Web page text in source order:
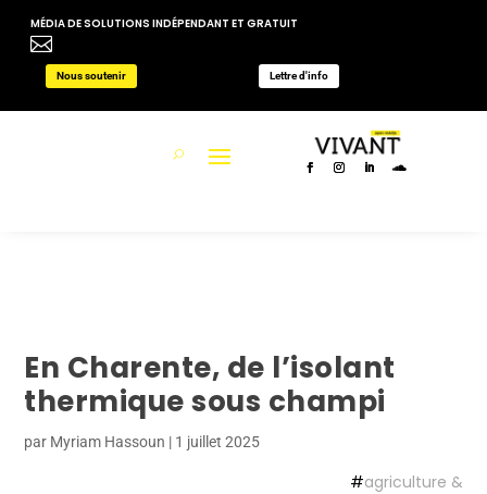
MÉDIA DE SOLUTIONS INDÉPENDANT ET GRATUIT

Nous soutenir Lettre d'info
En Charente, de l’isolant
thermique sous champi
par Myriam Hassoun | 1 juillet 2025
#agriculture &